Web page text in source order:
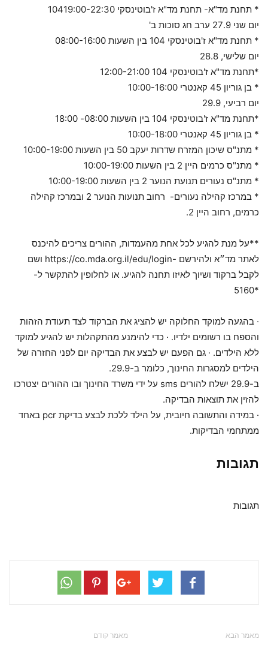
* תחנת מד"א- תחנת מד"א ז'בוטינסקי 10419:00-22:30
יום שני 27.9 ערב חג סוכות ב'
* תחנת מד"א ז'בוטינסקי 104 בין השעות 08:00-16:00
יום שלישי, 28.8
*תחנת מד"א ז'בוטינסקי 104 12:00-21:00
* בן גוריון 45 קאנטרי 10:00-16:00
יום רביעי, 29.9
*תחנת מד"א ז'בוטינסקי 104 בין השעות 08:00- 18:00
* בן גוריון 45 קאנטרי 10:00-18:00
* מתנ"ס שיכון המזרח שדרות יעקב 50 בין השעות 10:00-19:00
* מתנ"ס כרמים היין 2 בין השעות 10:00-19:00
* מתנ"ס נעורים תנועת הנוער 2 בין השעות 10:00-19:00
* במרכז קהילה נעורים- רחוב תנועות הנוער 2 ובמרכז קהילה
כרמים, רחוב היין 2.
**על מנת להגיע לכל אחת מהעמדות, ההורים צריכים להיכנס
לאתר מד״א ולהירשם -https://co.mda.org.il/edu/login ושם
לקבל ברקוד ושיוך לאיזו תחנה להגיע. או לחלופין להתקשר ל-
*5160
· בהגעה למוקד החלוקה יש להציג את הברקוד לצד תעודת הזהות
והספח בו רשומים ילדיו. · כדי להימנע מהתקהלות יש להגיע למוקד
ללא הילדים. · גם הפעם יש לבצע את הבדיקה יום לפני החזרה של
הילדים למסגרות החינוך, כלומר ב-29.9.
ב-29.9 ישלח להורים sms על ידי משרד החינוך ובו ההורים יצטרכו
להזין את תוצאות הבדיקה.
· במידה והתשובה חיובית, על הילד ללכת לבצע בדיקת pcr באחד
ממתחמי הבדיקות.
תגובות
תגובות
מאמר קודם מאמר הבא